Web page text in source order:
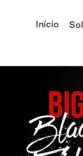
Início